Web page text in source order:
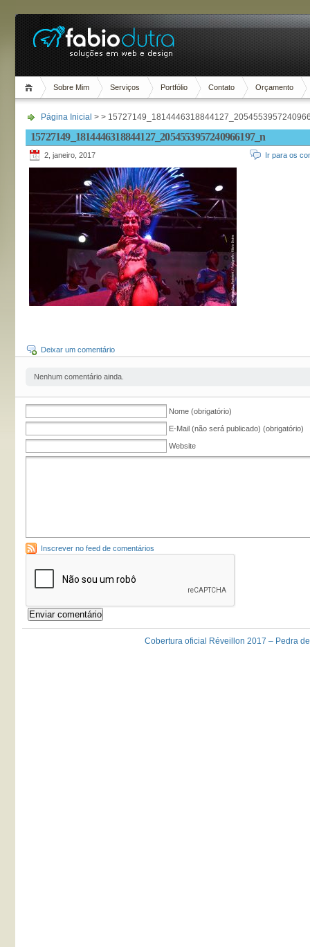
Sobre Mim Serviços Portfólio Contato Orçamento
Página Inicial > >
15727149_1814446318844127_2054553957240966197_n
2, janeiro, 2017 Ir para os
Deixar um comentário
Nenhum comentário ainda.
Nome (obrigatório)
E-Mail (não será publicado) (obrigatório)
Website
Inscrever no feed de comentários
Cobertura oficial Réveillon 2017 – Pedra